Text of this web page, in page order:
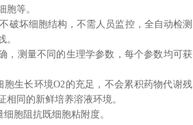
胞等。
破坏细胞结构，不需人员监控，全自动检测
。
，测量不同的生理学参数，每个参数均可获
胞生长环境O2的充足，不会累积药物代谢残
同的新鲜培养溶液环境。
胞阻抗既细胞粘附度。